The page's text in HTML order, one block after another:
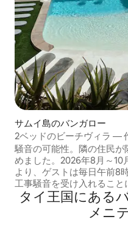
サムイ島のバンガロー
2ベッドのビーチヴィラ —
るまで40～60%オフ
騒音の可能性。隣の住民が
めました。2026年8月～10
より、ゲストは毎日午前8
工事騒音を受け入れること
これを反映して料金を値
通常は短期滞在向けの貸
このビーチヴィラを月単
タイ王国にある
メニ